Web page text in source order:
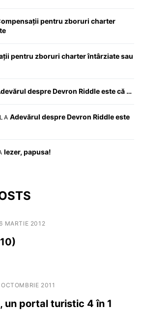
pentru zboruri charter
pentru zboruri charter întârziate sau
despre Devron Riddle este că …
LA Adevărul despre Devron Riddle este
Iezer, papusa!
MARTIE 2012
OCTOMBRIE 2011
un portal turistic 4 în 1